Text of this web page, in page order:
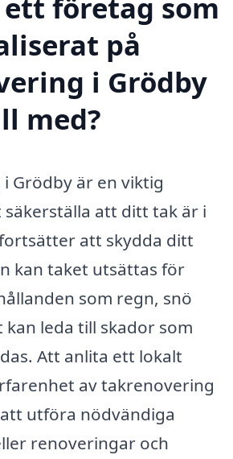
på
i Grödby
med?
Grödby är en viktig
att ditt tak är i
att skydda ditt
kan taket utsättas för
som regn, snö
kan leda till skador som
Att anlita ett lokalt
av takrenovering
utföra nödvändiga
renoveringar och